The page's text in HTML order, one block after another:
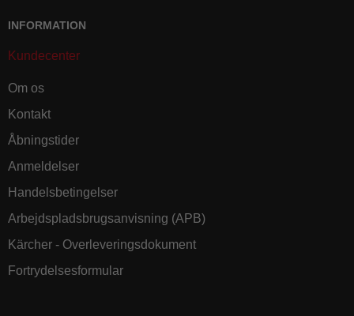
INFORMATION
Kundecenter
Om os
Kontakt
Åbningstider
Anmeldelser
Handelsbetingelser
Arbejdspladsbrugsanvisning (APB)
Kärcher - Overleveringsdokument
Fortrydelsesformular